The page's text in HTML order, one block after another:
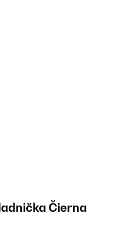
Čierna